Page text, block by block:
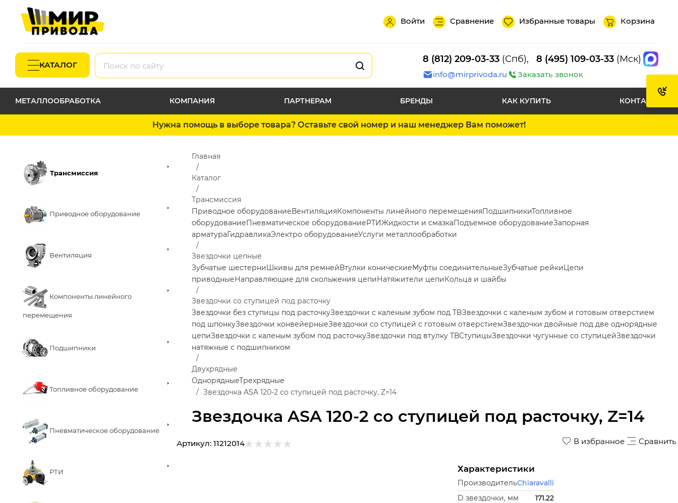
Войти Сравнение Избранные товары Корзина
КАТАЛОГ
8 (812) 209-03-33 (Спб), 8 (495) 109-03-33 (Мск)
info@mirprivoda.ru Заказать звонок
МЕТАЛЛООБРАБОТКА КОМПАНИЯ ПАРТНЕРАМ БРЕНДЫ КАК КУПИТЬ КОНТАКТЫ
Нужна помощь в выборе товара? Оставьте свой номер и наш менеджер Вам поможет!
Трансмиссия
Приводное оборудование
Вентиляция
Компоненты линейного
перемещения
Подшипники
Топливное оборудование
Пневматическое оборудование
РТИ
Звездочка ASA 120-2 со ступицей под расточку, Z=14
Главная
Каталог
Трансмиссия
Приводное оборудованиеВентиляцияКомпоненты линейного перемещенияПодшипникиТопливное
оборудованиеПневматическое оборудованиеРТИЖидкости и смазкаПодъемное оборудованиеЗапорная
арматураГидравликаЭлектро оборудованиеУслуги металлообработки
Звездочки цепные
Зубчатые шестерниШкивы для ремнейВтулки коническиеМуфты соединительныеЗубчатые рейкиЦепи
приводныеНаправляющие для скольжения цепиНатяжители цепиКольца и шайбы
Звездочки со ступицей под расточку
Звездочки без ступицы под расточкуЗвездочки с каленым зубом под TBЗвездочки с каленым зубом и готовым отверстием
под шпонкуЗвездочки конвейерныеЗвездочки со ступицей с готовым отверстиемЗвездочки двойные под две однорядные
цепиЗвездочки с каленым зубом под расточкуЗвездочки под втулку ТВСтупицыЗвездочки чугунные со ступицейЗвездочки
натяжные с подшипником
Двухрядные
ОднорядныеТрехрядные
Звездочка ASA 120-2 со ступицей под расточку, Z=14
В избранное Сравнить
Артикул: 11212014
Характеристики
ПроизводительChiaravalli
D звездочки, мм
171.22